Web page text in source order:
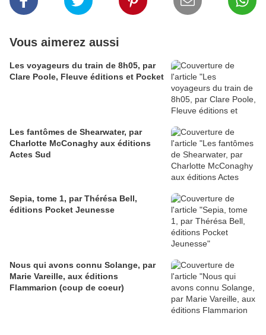
Vous aimerez aussi
Les voyageurs du train de 8h05, par
Clare Poole, Fleuve éditions et Pocket
Les fantômes de Shearwater, par
Charlotte McConaghy aux éditions
Actes Sud
Sepia, tome 1, par Thérésa Bell,
éditions Pocket Jeunesse
Nous qui avons connu Solange, par
Marie Vareille, aux éditions
Flammarion (coup de coeur)